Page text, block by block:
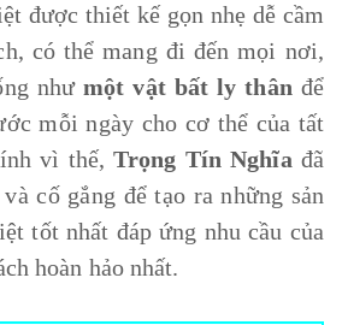
được thiết kế gọn nhẹ dễ cầm
có thể mang đi đến mọi nơi,
nhưmột vật bất ly thân để
mỗi ngày cho cơ thể của tất
vì thế,Trọng Tín Nghĩa đã
cố gắng để tạo ra những sản
tốt nhất đáp ứng nhu cầu của
hoàn hảo nhất.